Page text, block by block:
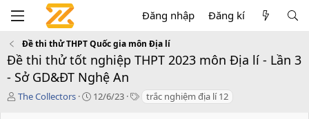
Đăng nhập Đăng kí
Đề thi thử THPT Quốc gia môn Địa lí
Đề thi thử tốt nghiệp THPT 2023 môn Địa lí - Lần 3
- Sở GD&ĐT Nghệ An
T
The Collectors
C12/6/23
T trắc nghiệm địa lí 12